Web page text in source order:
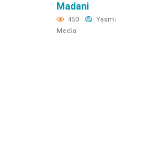
Madani
450
Yasmi
Media